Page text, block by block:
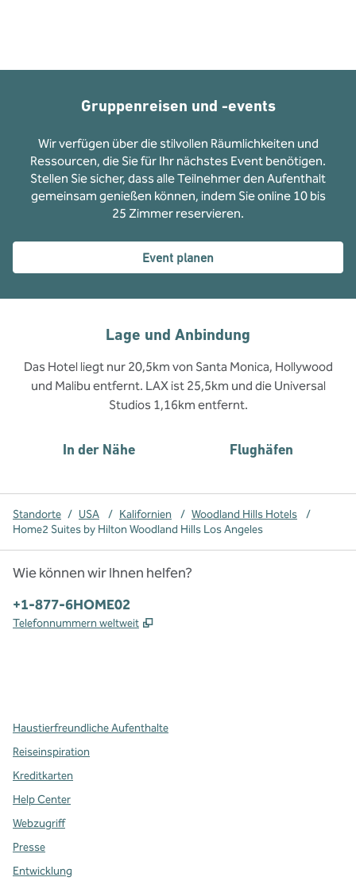
Gruppenreisen und -events
Wir verfügen über die stilvollen Räumlichkeiten und
Ressourcen, die Sie für Ihr nächstes Event benötigen.
Stellen Sie sicher, dass alle Teilnehmer den Aufenthalt
gemeinsam genießen können, indem Sie online 10 bis
25 Zimmer reservieren.
Event planen
Lage und Anbindung
Das Hotel liegt nur 20,5km von Santa Monica, Hollywood
und Malibu entfernt. LAX ist 25,5km und die Universal
Studios 1,16km entfernt.
In der Nähe Flughäfen
Standorte / USA / Kalifornien / Woodland Hills Hotels
/
Home2 Suites by Hilton Woodland Hills Los Angeles
Wie können wir Ihnen helfen?
Telefon:
+1-877-6HOME02
Telefonnummern weltweit ,
Haustierfreundliche Aufenthalte
Reiseinspiration
Kreditkarten
Help Center
Webzugriff
Presse
Entwicklung